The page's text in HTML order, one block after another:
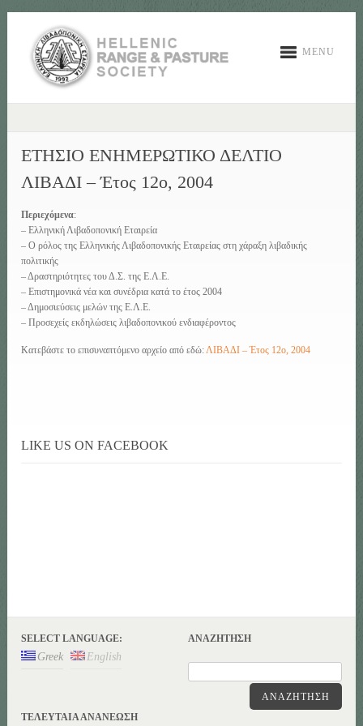
MENU
ΕΤΗΣΙΟ ΕΝΗΜΕΡΩΤΙΚΟ ΔΕΛΤΙΟ
ΛΙΒΑΔΙ – Έτος 12ο, 2004
Περιεχόμενα:
– Ελληνική Λιβαδοπονική Εταιρεία
– Ο ρόλος της Ελληνικής Λιβαδοπονικής Εταιρείας στη χάραξη λιβαδικής
πολιτικής
– Δραστηριότητες του Δ.Σ. της Ε.Λ.Ε.
– Επιστημονικά νέα και συνέδρια κατά το έτος 2004
– Δημοσιεύσεις μελών της Ε.Λ.Ε.
– Προσεχείς εκδηλώσεις λιβαδοπονικού ενδιαφέροντος
Κατεβάστε το επισυναπτόμενο αρχείο από εδώ:ΛΙΒΑΔΙ – Έτος 12ο, 2004
LIKE US ON FACEBOOK
SELECT LANGUAGE:
Greek English
ΑΝΑΖΉΤΗΣΗ
ΑΝΑΖΉΤΗΣΗ
ΤΕΛΕΥΤΑΊΑ ΑΝΑΝΕΏΣΗ